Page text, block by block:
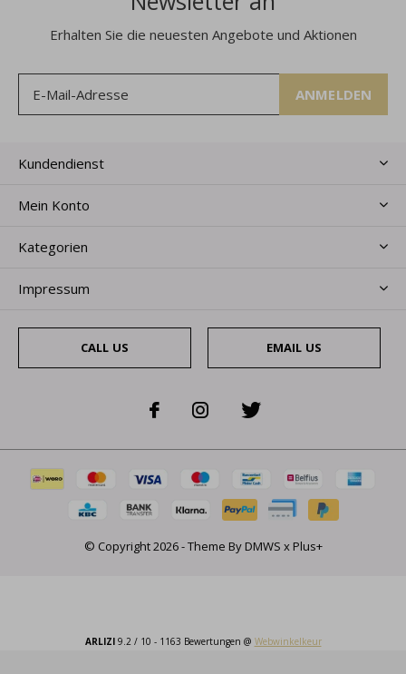
Erhalten Sie die neuesten Angebote und Aktionen
ANMELDEN
Kundendienst
Mein Konto
Kategorien
Impressum
CALL US EMAIL US
© Copyright2026- Theme ByDMWS xPlus+
ARLIZI9.2/ 10 - 1163 Bewertungen @ Webwinkelkeur